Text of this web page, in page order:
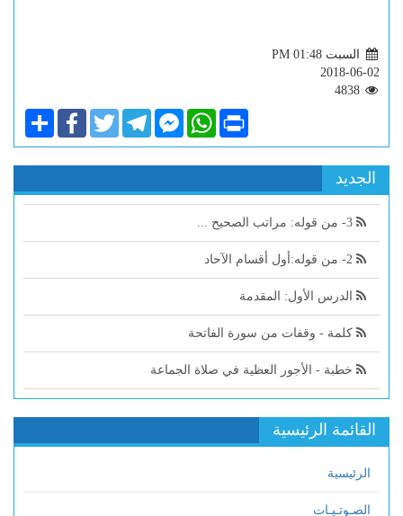
السبت PM 01:48
2018-06-02
ShareFacebookTwitterTelegramFacebook
Messenger
WhatsApp Print
الجديد
الدرس الأول: المقدمة
كلمة - وقفات من سورة الفاتحة
خطبة - الأجور العظية في صلاة الجماعة
القائمة الرئيسية
الرئيسية
الصـوتـيـات